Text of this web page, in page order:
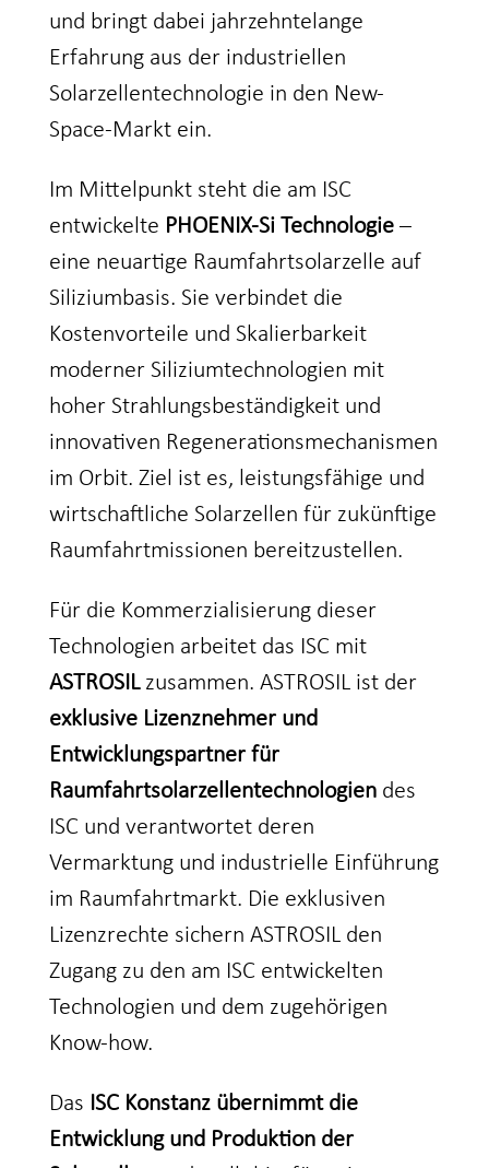
und bringt dabei jahrzehntelange
Erfahrung aus der industriellen
Solarzellentechnologie in den New-
Space-Markt ein.
Im Mittelpunkt steht die am ISC
entwickelte PHOENIX-Si Technologie–
eine neuartige Raumfahrtsolarzelle auf
Siliziumbasis. Sie verbindet die
Kostenvorteile und Skalierbarkeit
moderner Siliziumtechnologien mit
hoher Strahlungsbeständigkeit und
innovativen Regenerationsmechanismen
im Orbit. Ziel ist es, leistungsfähige und
wirtschaftliche Solarzellen für zukünftige
Raumfahrtmissionen bereitzustellen.
Für die Kommerzialisierung dieser
Technologien arbeitet das ISC mit
ASTROSILzusammen. ASTROSIL ist der
exklusive Lizenznehmer und
Entwicklungspartner für
Raumfahrtsolarzellentechnologiendes
ISC und verantwortet deren
Vermarktung und industrielle Einführung
im Raumfahrtmarkt. Die exklusiven
Lizenzrechte sichern ASTROSIL den
Zugang zu den am ISC entwickelten
Technologien und dem zugehörigen
Know-how.
Das ISC Konstanz übernimmt die
Entwicklung und Produktion der